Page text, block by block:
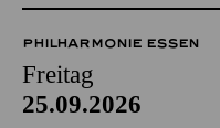
PHILHARMONIE ESSEN
Freitag
25.09.2026